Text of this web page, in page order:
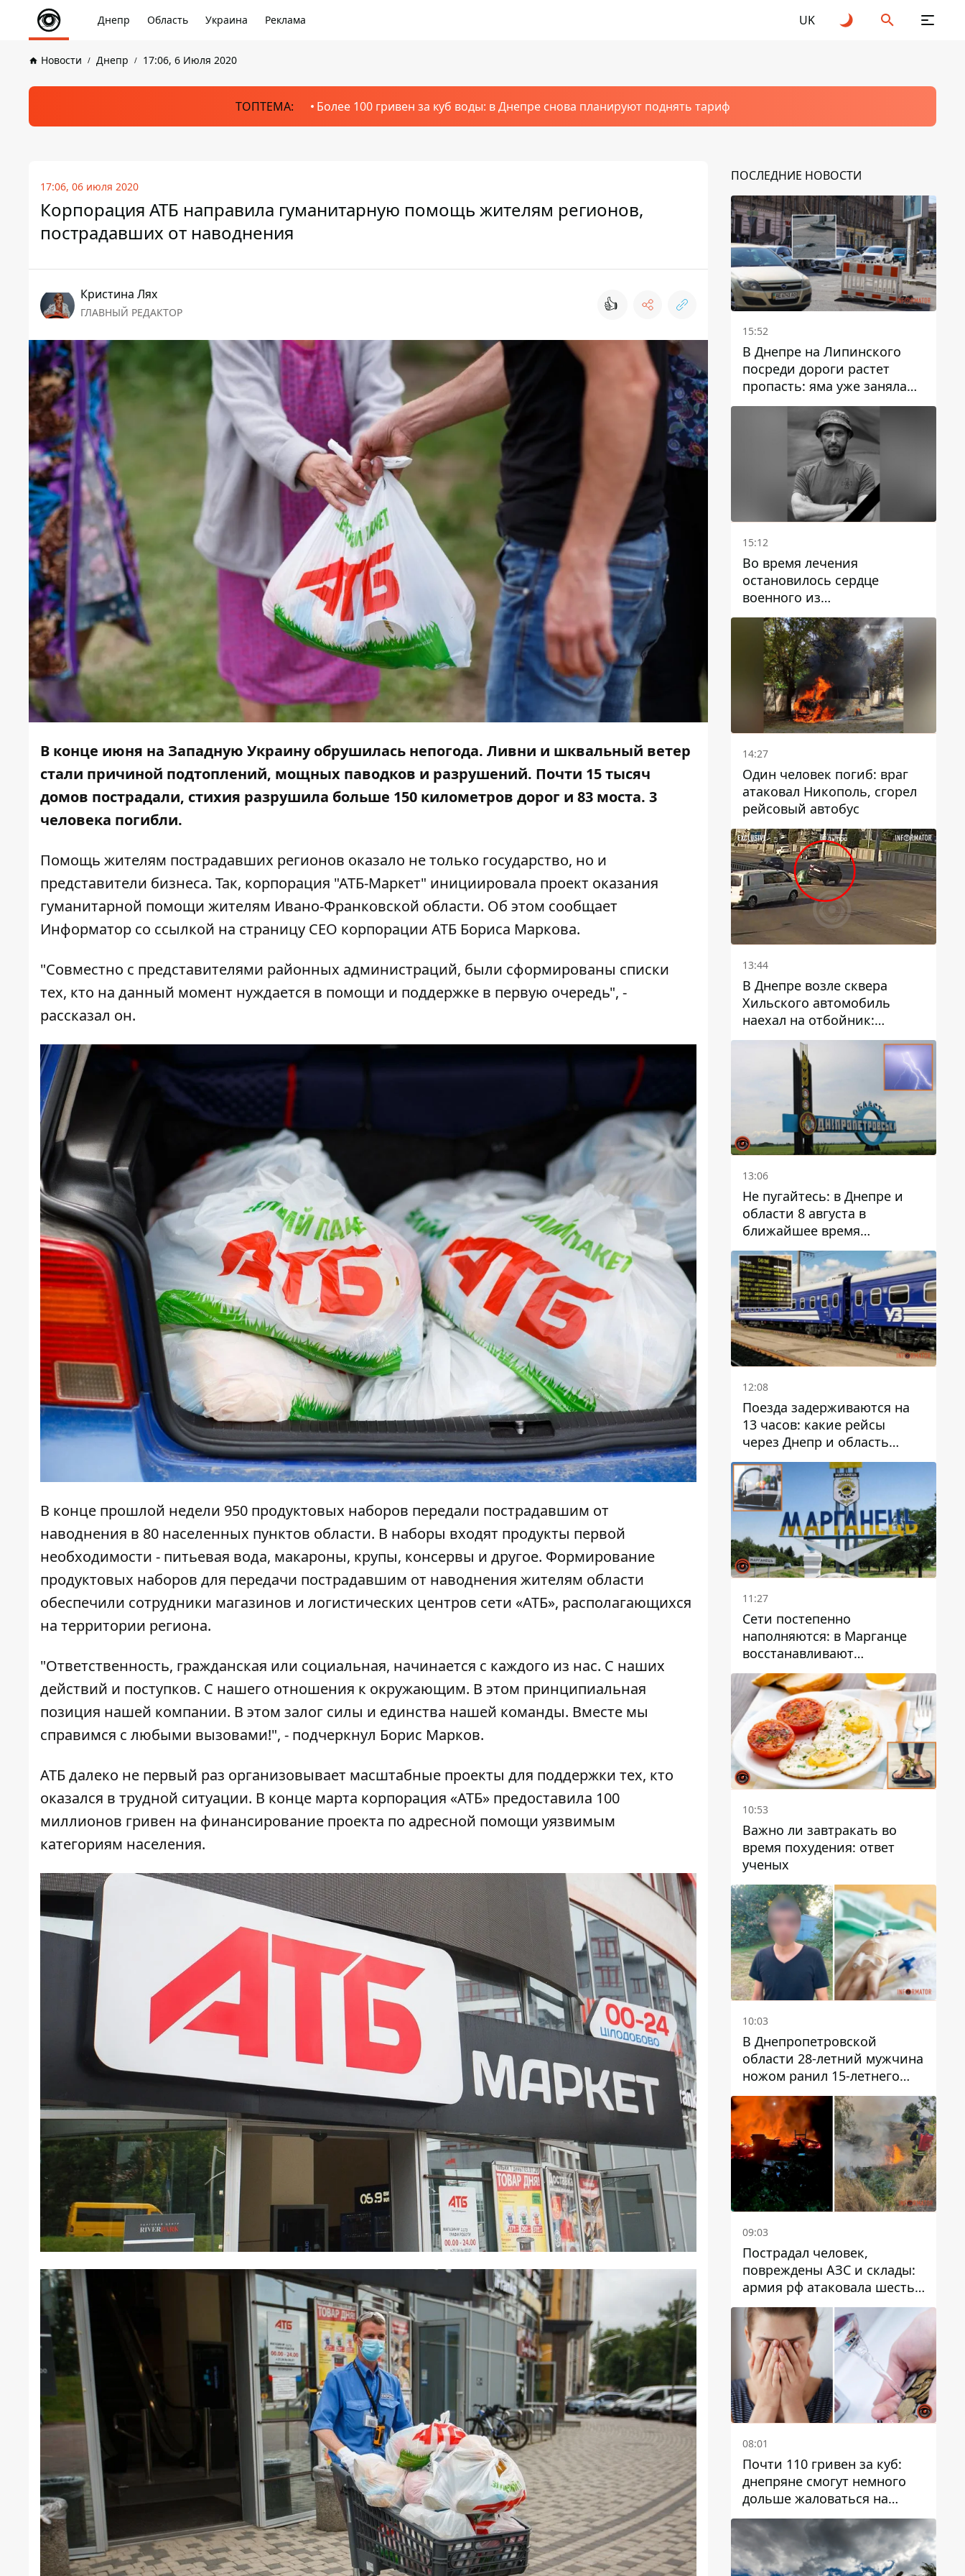
Днепр Область Украина Реклама UK
Новости Днепр 17:06, 6 Июля 2020
ТОПТЕМА: Более 100 гривен за куб воды: в Днепре снова планируют поднять тариф
17:06, 06 июля 2020
Корпорация АТБ направила гуманитарную помощь жителям регионов,
пострадавших от наводнения
Кристина Лях
ГЛАВНЫЙ РЕДАКТОР 👍
В конце июня на Западную Украину обрушилась непогода. Ливни и шквальный ветер
стали причиной подтоплений, мощных паводков и разрушений. Почти 15 тысяч
домов пострадали, стихия разрушила больше 150 километров дорог и 83 моста. 3
человека погибли.
Помощь жителям пострадавших регионов оказало не только государство, но и
представители бизнеса. Так, корпорация "АТБ-Маркет" инициировала проект оказания
гуманитарной помощи жителям Ивано-Франковской области. Об этом сообщает
Информатор со ссылкой на страницу СЕО корпорации АТБ Бориса Маркова.
"Совместно с представителями районных администраций, были сформированы списки
тех, кто на данный момент нуждается в помощи и поддержке в первую очередь", -
рассказал он.
В конце прошлой недели 950 продуктовых наборов передали пострадавшим от
наводнения в 80 населенных пунктов области. В наборы входят продукты первой
необходимости - питьевая вода, макароны, крупы, консервы и другое. Формирование
продуктовых наборов для передачи пострадавшим от наводнения жителям области
обеспечили сотрудники магазинов и логистических центров сети «АТБ», располагающихся
на территории региона.
"Ответственность, гражданская или социальная, начинается с каждого из нас. С наших
действий и поступков. С нашего отношения к окружающим. В этом принципиальная
позиция нашей компании. В этом залог силы и единства нашей команды. Вместе мы
справимся с любыми вызовами!", - подчеркнул Борис Марков.
АТБ далеко не первый раз организовывает масштабные проекты для поддержки тех, кто
оказался в трудной ситуации. В конце марта корпорация «АТБ» предоставила 100
миллионов гривен на финансирование проекта по адресной помощи уязвимым
категориям населения.
ПОСЛЕДНИЕ НОВОСТИ
15:52
В Днепре на Липинского
посреди дороги растет
пропасть: яма уже заняла
полосу движения
15:12
Во время лечения
остановилось сердце
военного из
Днепропетровской области
Ростислава Лупашко
14:27
Один человек погиб: враг
атаковал Никополь, сгорел
рейсовый автобус
13:44
В Днепре возле сквера
Хильского автомобиль
наехал на отбойник:
момент происшествия
13:06
Не пугайтесь: в Днепре и
области 8 августа в
ближайшее время
ожидается гроза
12:08
Поезда задерживаются на
13 часов: какие рейсы
через Днепр и область
выбились из графика
11:27
Сети постепенно
наполняются: в Марганце
восстанавливают
водоснабжение
10:53
Важно ли завтракать во
время похудения: ответ
ученых
10:03
В Днепропетровской
области 28-летний мужчина
ножом ранил 15-летнего
парня
09:03
Пострадал человек,
повреждены АЗС и склады:
армия рф атаковала шесть
районов Днепропетровской
области
08:01
Почти 110 гривен за куб:
днепряне смогут немного
дольше жаловаться на
запланированные тарифы
на воду на 2027 год